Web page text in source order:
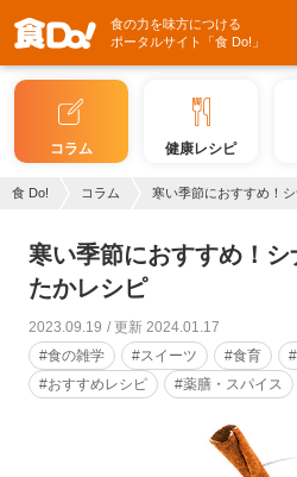
食の力を味方につける
ポータルサイト「食 Do!」
コラム 健康レシピ
食 Do! コラム 寒い季節におすすめ！
寒い季節におすすめ！
たかレシピ
2023.09.19
更新 2024.01.17
#食の雑学
#スイーツ #食育
#おすすめレシピ
#薬膳・スパイス